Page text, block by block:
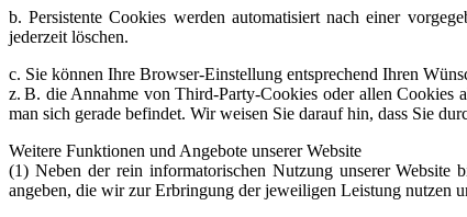
b. Persistente Cookies werden automatisiert nach einer
jederzeit löschen.
c. Sie können Ihre Browser-Einstellung entsprechend Ihren
z. B. die Annahme von Third-Party-Cookies oder allen Cookies
man sich gerade befindet. Wir weisen Sie darauf hin, dass Sie
Weitere Funktionen und Angebote unserer Website
(1) Neben der rein informatorischen Nutzung unserer Website
angeben, die wir zur Erbringung der jeweiligen Leistung nutzen